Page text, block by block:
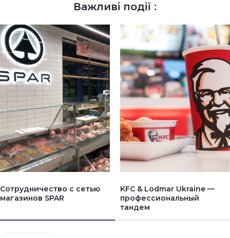
Важливі події :
Сотрудничество с сетью
магазинов SPAR
KFC & Lodmar Ukraine —
профессиональный
тандем